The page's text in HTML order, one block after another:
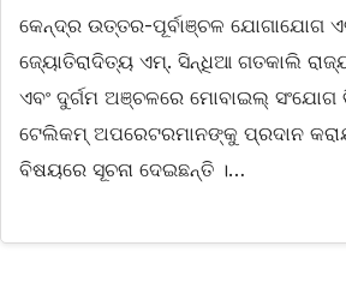
କେନ୍ଦ୍ର ଉତ୍ତର-ପୂର୍ବାଞ୍ଚଳ ଯୋଗାଯୋଗ
ଜ୍ୟୋତିରାଦିତ୍ୟ ଏମ୍. ସିନ୍ଧିଆ ଗତକାଲି ରାଜ୍ୟ
ଏବଂ ଦୁର୍ଗମ ଅଞ୍ଚଳରେ ମୋବାଇଲ୍ ସଂଯୋଗ
ଟେଲିକମ୍ ଅପରେଟରମାନଙ୍କୁ ପ୍ରଦାନ
ବିଷୟରେ ସୂଚନା ଦେଇଛନ୍ତି ।…